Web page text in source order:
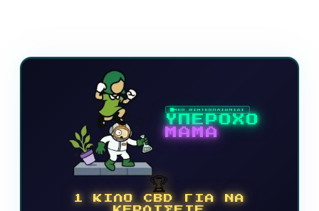
ΝΕΟ ΒΙΝΤΕΟΠΑΙΧΝΙΔΙ
ΥΠΕΡΟΧΟ
ΜΑΜΑ
🏆
1 ΚΙΛΟ CBD ΓΙΑ ΝΑ